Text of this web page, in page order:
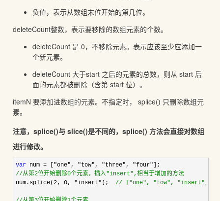
负值，表示从数组末位开始的第几位。
deleteCount整数，表示要移除的数组元素的个数。
deleteCount 是 0，不移除元素。表示应该至少应添加一
个新元素。
deleteCount 大于start 之后的元素的总数，则从 start 后
面的元素都被删除（含第 start 位）。
itemN 要添加进数组的元素。不指定时， splice() 只删除数组元
素。
注意，splice()与 slice()是不同的，splice() 方法会直接对数组
进行修改。
var num = ["one", "tow", "three", "four"
//从第2位开始删除0个元素，插入"insert",相当于增加的方法
num.splice(2, 0, "insert"); // ["one", "tow", "insert",